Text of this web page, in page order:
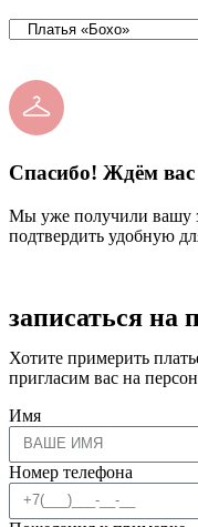
Спасибо! Ждём
Мы уже получили вашу
подтвердить удобную
записаться на
Хотите примерить
пригласим вас на
Имя
Номер телефона